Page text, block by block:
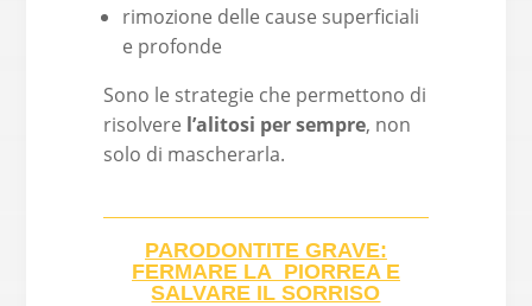
rimozione delle cause superficiali
e profonde
Sono le strategie che permettono di
risolvere l’alitosi per sempre, non
solo di mascherarla.
PARODONTITE GRAVE:
FERMARE LA PIORREA E
SALVARE IL SORRISO